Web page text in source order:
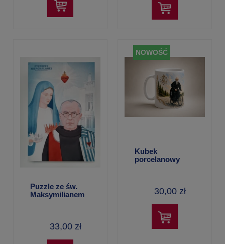
Puzzle ze św.
Maksymilianem
33,00 zł
Kubek
porcelanowy
30,00 zł
NOWOŚĆ